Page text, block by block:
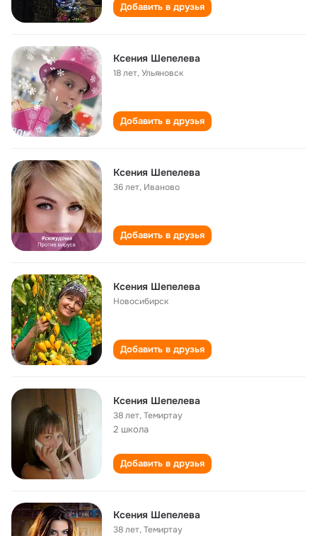
Добавить в друзья
Ксения Шепелева
18 лет,Ульяновск
Добавить в друзья
Ксения Шепелева
36 лет, Иваново
Добавить в друзья
Ксения Шепелева
Новосибирск
Добавить в друзья
Ксения Шепелева
38 лет,Темиртау
2 школа
Добавить в друзья
Ксения Шепелева
38 лет,Темиртау